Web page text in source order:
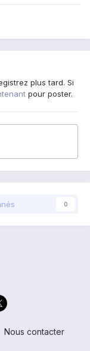
plus tard. Si
pour poster.
0
Nous contacter